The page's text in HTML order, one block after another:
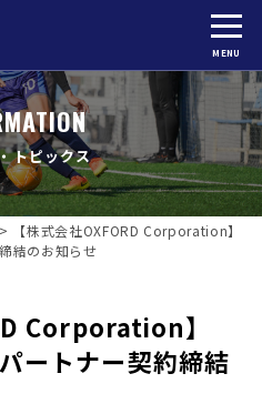
MENU
トピックス
>
【株式会社OXFORD Corporation】
結のお知らせ
Corporation】
ートナー契約締結